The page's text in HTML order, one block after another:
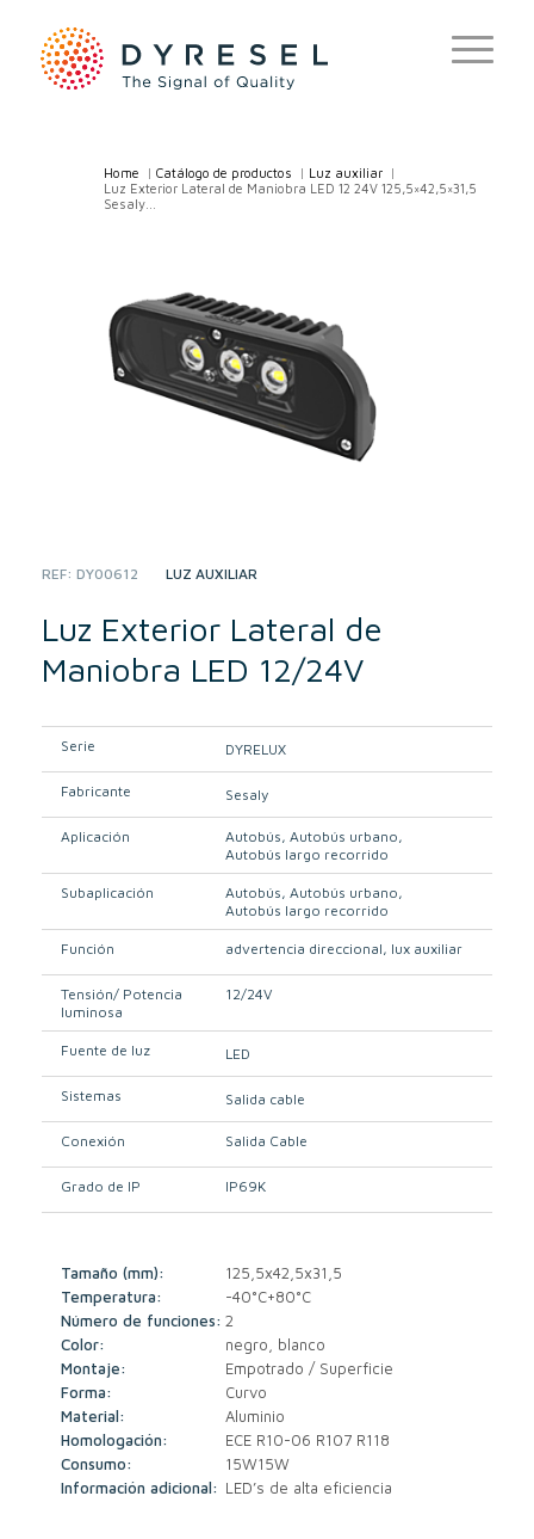
Home /Catálogo de productos Luz auxiliar
Luz Exterior Lateral de Maniobra LED 12 24V 125,5×42,5×31,5
Sesaly...
REF:DY00612
CATEGORY:LUZ AUXILIAR
Luz Exterior Lateral de
Maniobra LED 12/24V
Serie DYRELUX
Fabricante Sesaly
Aplicación Autobús Autobús urbano
Autobús largo recorrido
Subaplicación Autobús Autobús urbano
Autobús largo recorrido
Función advertencia direccional lux auxiliar
Tensión/ Potencia
luminosa
12/24V
Fuente de luz LED
Sistemas Salida cable
Conexión Salida Cable
Grado de IP IP69K
Tamaño (mm):
125,5x42,5x31,5
Temperatura:
-40°C+80°C
Número de funciones: 2
Color:
negro, blanco
Montaje:
Empotrado / Superficie
Forma:
Curvo
Material:
Aluminio
Homologación:
ECE R10-06 R107 R118
Consumo:
15W15W
Información adicional: LED’s de alta eficiencia